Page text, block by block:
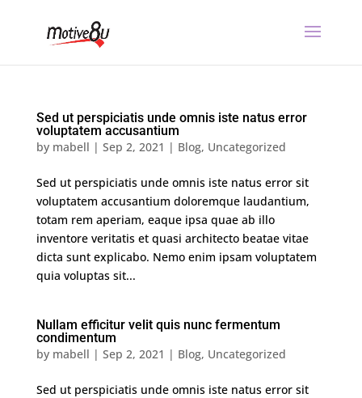
Sed ut perspiciatis unde omnis iste natus error
voluptatem accusantium
by mabell | Sep 2, 2021 | Blog, Uncategorized
Sed ut perspiciatis unde omnis iste natus error sit
voluptatem accusantium doloremque laudantium,
totam rem aperiam, eaque ipsa quae ab illo
inventore veritatis et quasi architecto beatae vitae
dicta sunt explicabo. Nemo enim ipsam voluptatem
quia voluptas sit...
Nullam efficitur velit quis nunc fermentum
condimentum
by mabell | Sep 2, 2021 | Blog, Uncategorized
Sed ut perspiciatis unde omnis iste natus error sit